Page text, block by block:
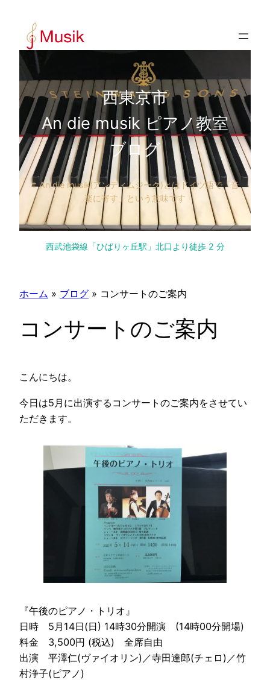
西東京市
An die musik ピアノ教室
ブログ
† An die musik(アンディムジーク)とはドイツ語で「音
楽に寄す」という意味です
西武池袋線「ひばりヶ丘駅」北口より徒歩 2 分
ホーム » ブログ » コンサートのご案内
コンサートのご案内
こんにちは。
今日は5月に出演するコンサートのご案内をさせてい
ただきます。
『午後のピアノ・トリオ』
日時 5月14日(日) 14時30分開演 (14時00分開場)
料金 3,500円 (税込) 全席自由
出演 平澤仁(ヴァイオリン)／寺田達郎(チェロ)／竹
村浄子(ピアノ)